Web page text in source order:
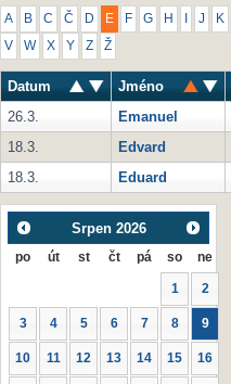
A B C Č D E F G H J K
V W X Y Z Ž
Datum Jméno
26.3.
Emanuel
18.3.
Edvard
18.3.
Eduard
Srpen 2026
po út st čt pá so ne
1 2
3 4 5 6 7 8 9
10 11 12 13 14 15 16